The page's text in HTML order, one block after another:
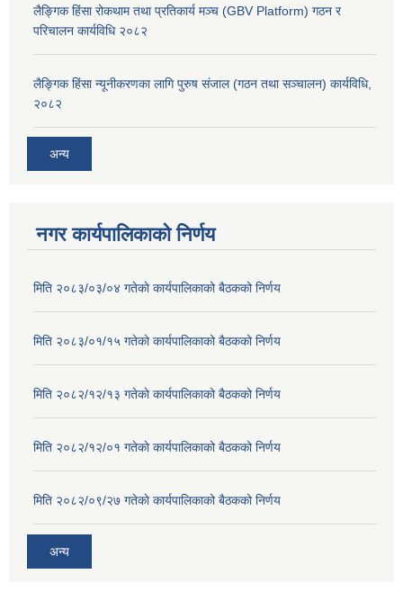
लैङ्गिक हिंसा रोकथाम तथा प्रतिकार्य मञ्च (GBV Platform) गठन र
परिचालन कार्यविधि २०८२
लैङ्गिक हिंसा न्यूनीकरणका लागि पुरुष संजाल (गठन तथा सञ्चालन) कार्यविधि,
२०८२
अन्य
नगर कार्यपालिकाको निर्णय
मिति २०८३/०३/०४ गतेकाे कार्यपालिकाको बैठकको निर्णय
मिति २०८३/०१/१५ गतेकाे कार्यपालिकाको बैठकको निर्णय
मिति २०८२/१२/१३ गतेकाे कार्यपालिकाको बैठकको निर्णय
मिति २०८२/१२/०१ गतेकाे कार्यपालिकाको बैठकको निर्णय
मिति २०८२/०९/२७ गतेकाे कार्यपालिकाको बैठकको निर्णय
अन्य